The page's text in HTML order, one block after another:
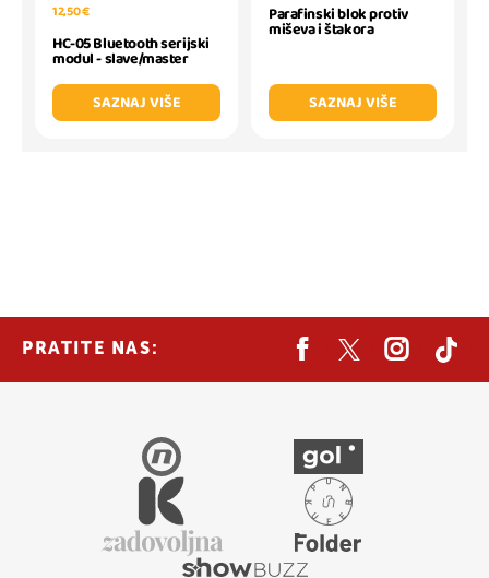
12,50 €
HC-05 Bluetooth serijski
modul - slave/master
SAZNAJ VIŠE
Parafinski blok protiv
miševa i štakora
SAZNAJ VIŠE
PRATITE NAS: